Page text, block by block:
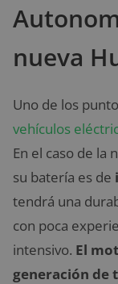
nueva
Uno de los
vehículos
En el caso de la
su batería es de
tendrá una
con poca
intensivo. El
generación de